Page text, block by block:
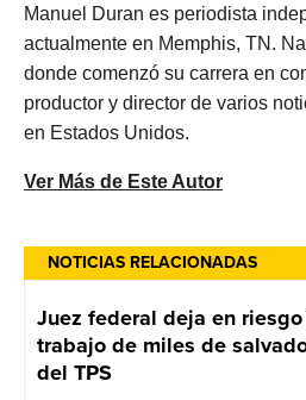
NOTICIAS RELACIONADAS
Juez federal deja en
trabajo de miles de
del TPS
Manuel Duran es periodista
actualmente en Memphis, TN.
donde comenzó su carrera en
productor y director de varios
en Estados Unidos.
Ver Más de Este Autor